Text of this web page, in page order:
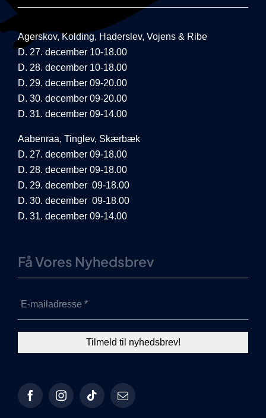
Agerskov, Kolding, Haderslev, Vojens & Ribe
D. 27. december 10-18.00
D. 28. december 10-18.00
D. 29. december 09-20.00
D. 30. december 09-20.00
D. 31. december 09-14.00
Aabenraa, Tinglev, Skærbæk
D. 27. december 09-18.00
D. 28. december 09-18.00
D. 29. december 09-18.00
D. 30. december 09-18.00
D. 31. december 09-14.00
Få Vores Nyhedsbrev